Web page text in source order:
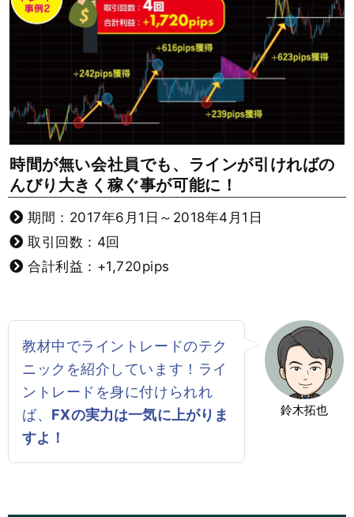
時間が無い会社員でも、ラインが引ければの
んびり大きく稼ぐ事が可能に！
期間：2017年6月1日～2018年4月1日
取引回数：4回
合計利益：+1,720pips
鈴木拓也
教材中でライントレードのテク
ニックを紹介しています！ライ
ントレードを身に付けられれ
ば、 FXの実力は一気に上がりま
すよ！